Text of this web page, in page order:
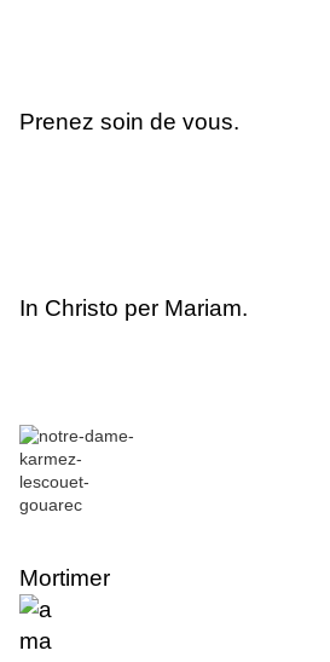
Prenez soin de vous.
In Christo per Mariam.
Mortimer